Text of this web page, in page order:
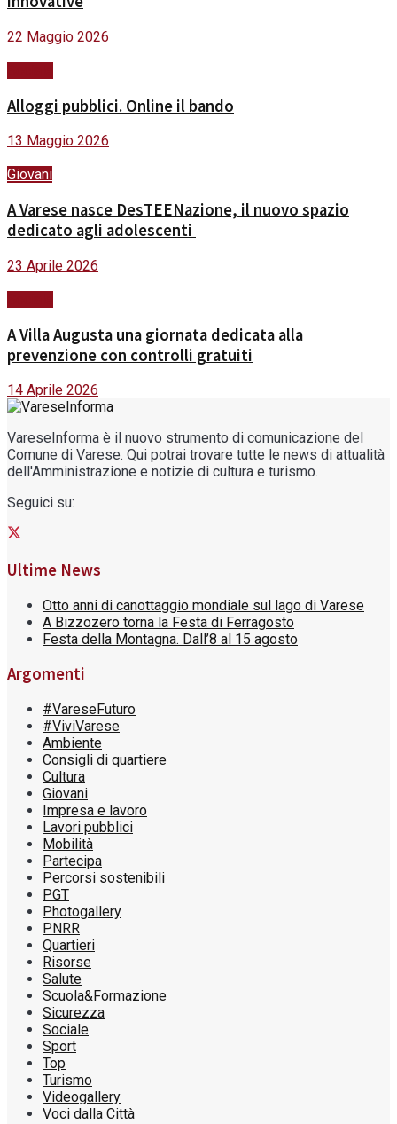
22 Maggio 2026
Alloggi pubblici. Online il bando
13 Maggio 2026
Giovani
A Varese nasce DesTEENazione, il nuovo spazio
dedicato agli adolescenti
23 Aprile 2026
A Villa Augusta una giornata dedicata alla
prevenzione con controlli gratuiti
14 Aprile 2026
VareseInforma è il nuovo strumento di comunicazione del
Comune di Varese. Qui potrai trovare tutte le news di attualità
dell'Amministrazione e notizie di cultura e turismo.
Seguici su:
Ultime News
Otto anni di canottaggio mondiale sul lago di Varese
A Bizzozero torna la Festa di Ferragosto
Festa della Montagna. Dall’8 al 15 agosto
Argomenti
#VareseFuturo
#ViviVarese
Ambiente
Consigli di quartiere
Cultura
Giovani
Impresa e lavoro
Lavori pubblici
Mobilità
Partecipa
Percorsi sostenibili
PGT
Photogallery
PNRR
Quartieri
Risorse
Salute
Scuola&Formazione
Sicurezza
Sociale
Sport
Top
Turismo
Videogallery
Voci dalla Città